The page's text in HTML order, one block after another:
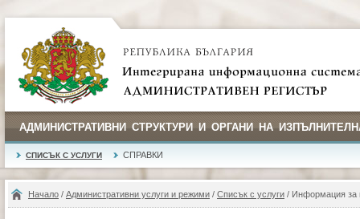
АДМИНИСТРАТИВНИ СТРУКТУРИ И ОРГАНИ НА
СПИСЪК С УСЛУГИ СПРАВКИ
Начало / Административни услуги и режими / Списък с услуги / Информация за